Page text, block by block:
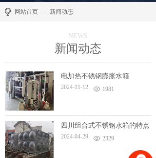
网站首页 ≡ 新闻动态
NEWS
新闻动态
电加热不锈钢膨胀水箱
2024-11-12 1981
四川组合式不锈钢水箱的特点
2024-04-29 2329